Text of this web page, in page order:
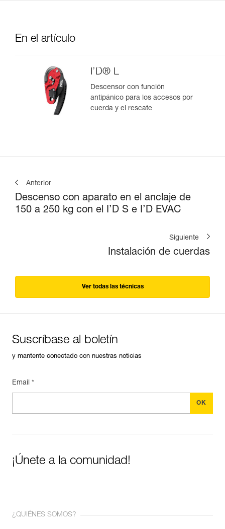
En el artículo
I’D® L
Descensor con función
antipánico para los accesos por
cuerda y el rescate
Anterior
Descenso con aparato en el anclaje de
150 a 250 kg con el I’D S e I’D EVAC
Siguiente
Instalación de cuerdas
Ver todas las técnicas
Suscríbase al boletín
y mantente conectado con nuestras noticias
Email *
¡Únete a la comunidad!
¿QUIÉNES SOMOS?